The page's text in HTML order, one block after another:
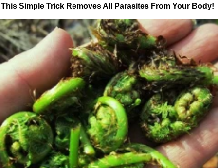
This Simple Trick Removes All Parasites From Your Body!